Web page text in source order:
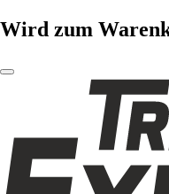
Wird zum